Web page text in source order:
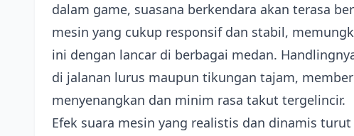
dalam game, suasana berkendara akan terasa
mesin yang cukup responsif dan stabil,
ini dengan lancar di berbagai medan.
di jalanan lurus maupun tikungan tajam,
menyenangkan dan minim rasa takut tergelincir.
Efek suara mesin yang realistis dan dinamis